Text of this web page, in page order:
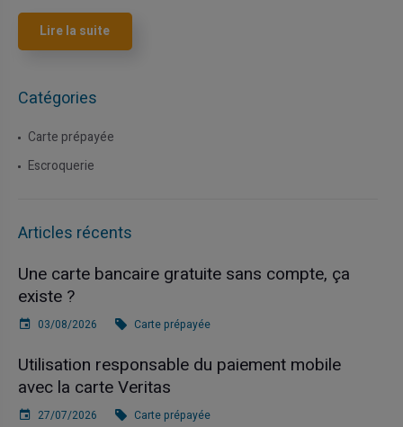
Lire la suite
Catégories
Carte prépayée
Escroquerie
Articles récents
Une carte bancaire gratuite sans compte, ça
existe ?
03/08/2026 Carte prépayée
Utilisation responsable du paiement mobile
avec la carte Veritas
27/07/2026 Carte prépayée